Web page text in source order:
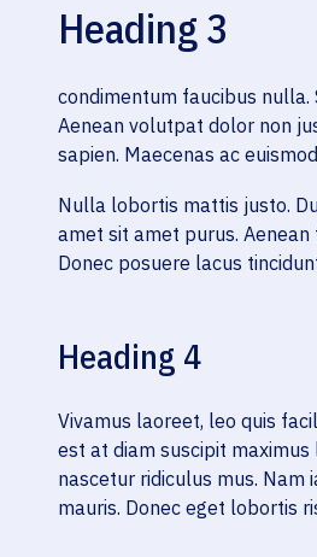
Heading 3
condimentum faucibus
Aenean volutpat dolor non
sapien. Maecenas ac
Nulla lobortis mattis justo.
amet sit amet purus.
Donec posuere lacus
Heading 4
Vivamus laoreet, leo quis
est at diam suscipit
nascetur ridiculus mus. Nam
mauris. Donec eget lobortis